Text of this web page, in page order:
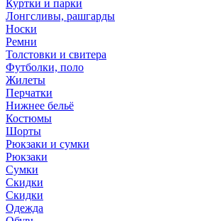
Куртки и парки
Лонгсливы, рашгарды
Носки
Ремни
Толстовки и свитера
Футболки, поло
Жилеты
Перчатки
Нижнее бельё
Костюмы
Шорты
Рюкзаки и сумки
Рюкзаки
Сумки
Скидки
Скидки
Одежда